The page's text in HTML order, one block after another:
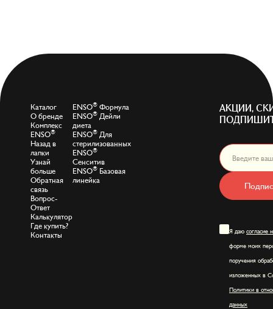
Каталог
О бренде
Комплекс
ENSO®
Назад в
лапки
Узнай
больше
Обратная
связь
Вопрос-
Ответ
Калькулятор
Где купить?
Контакты
ENSO® Формула
ENSO® Дейли
диета
ENSO® Для
стерилизованных
ENSO®
Сенситив
ENSO® Базовая
линейка
АКЦИИ,
Я даю согласие
форме моих
поручения
изложенных в
Политики в
данных